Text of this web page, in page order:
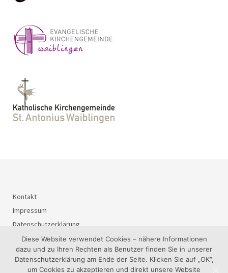
Kontakt
Impressum
Datenschutzerklärung
© 2026 BürgerInteressenGemeinschaft Waiblingen-Süd e.V..
Diese Website verwendet Cookies – nähere Informationen
dazu und zu Ihren Rechten als Benutzer finden Sie in unserer
Datenschutzerklärung am Ende der Seite. Klicken Sie auf „OK“,
um Cookies zu akzeptieren und direkt unsere Website